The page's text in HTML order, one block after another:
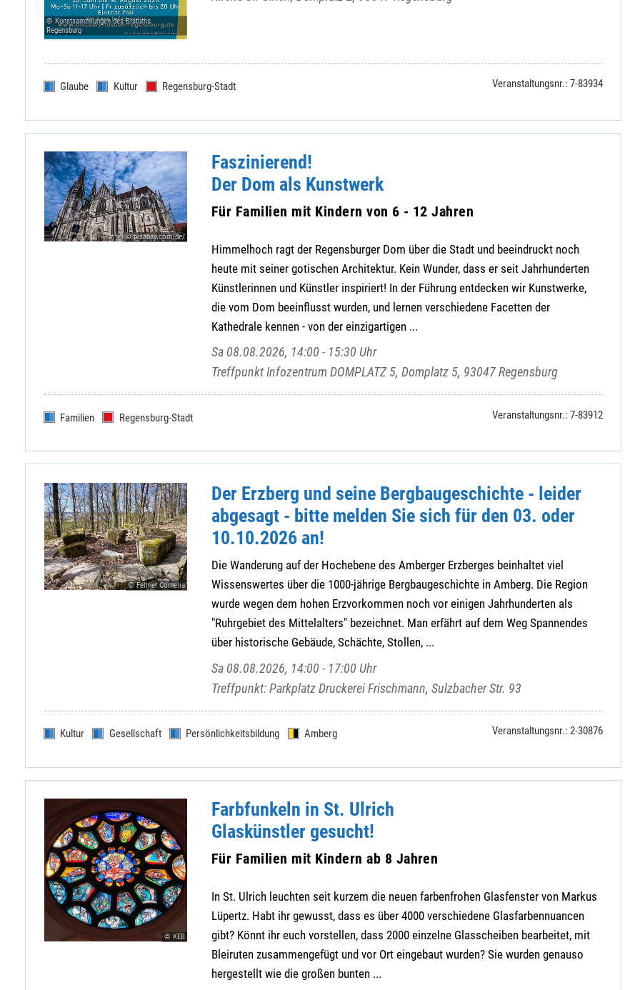
© Kunstsammlungen des Bistums
Regensburg
Glaube Kultur Regensburg-Stadt Veranstaltungsnr.: 7-83934
© pixabay.com/de/
Faszinierend!
Der Dom als Kunstwerk
Für Familien mit Kindern von 6 - 12 Jahren
Himmelhoch ragt der Regensburger Dom über die Stadt und beeindruckt noch
heute mit seiner gotischen Architektur. Kein Wunder, dass er seit Jahrhunderten
Künstlerinnen und Künstler inspiriert! In der Führung entdecken wir Kunstwerke,
die vom Dom beeinflusst wurden, und lernen verschiedene Facetten der
Kathedrale kennen - von der einzigartigen ...
Sa 08.08.2026, 14:00 - 15:30 Uhr
Treffpunkt Infozentrum DOMPLATZ 5, Domplatz 5, 93047 Regensburg
Familien Regensburg-Stadt Veranstaltungsnr.: 7-83912
© Fellner Cornelia
Der Erzberg und seine Bergbaugeschichte - leider
abgesagt - bitte melden Sie sich für den 03. oder
10.10.2026 an!
Die Wanderung auf der Hochebene des Amberger Erzberges beinhaltet viel
Wissenswertes über die 1000-jährige Bergbaugeschichte in Amberg. Die Region
wurde wegen dem hohen Erzvorkommen noch vor einigen Jahrhunderten als
"Ruhrgebiet des Mittelalters" bezeichnet. Man erfährt auf dem Weg Spannendes
über historische Gebäude, Schächte, Stollen, ...
Sa 08.08.2026, 14:00 - 17:00 Uhr
Treffpunkt: Parkplatz Druckerei Frischmann, Sulzbacher Str. 93
Kultur Gesellschaft Persönlichkeitsbildung Amberg Veranstaltungsnr.: 2-30876
© KEB
Farbfunkeln in St. Ulrich
Glaskünstler gesucht!
Für Familien mit Kindern ab 8 Jahren
In St. Ulrich leuchten seit kurzem die neuen farbenfrohen Glasfenster von Markus
Lüpertz. Habt ihr gewusst, dass es über 4000 verschiedene Glasfarbennuancen
gibt? Könnt ihr euch vorstellen, dass 2000 einzelne Glasscheiben bearbeitet, mit
Bleiruten zusammengefügt und vor Ort eingebaut wurden? Sie wurden genauso
hergestellt wie die großen bunten ...